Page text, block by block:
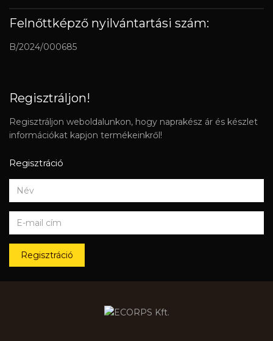
Felnőttképző nyilvántartási szám:
B/2024/000685
Regisztráljon!
Regisztráljon weboldalunkon, hogy naprakész ár és készlet
információkat kapjon termékeinkről!
Regisztráció
Regisztráció